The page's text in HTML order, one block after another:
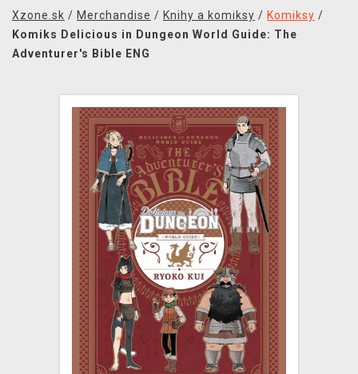
MERCHANDISE
DOPRAVA
XZONE KLUB
Xzone.sk / Merchandise / Knihy a komiksy / Komiksy /
Komiks Delicious in Dungeon World Guide: The
Adventurer's Bible ENG